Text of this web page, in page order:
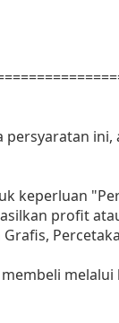
keperluan
profit
melalui